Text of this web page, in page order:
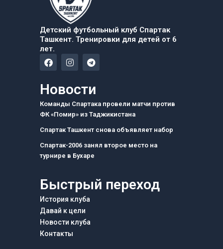
Детский футбольный клуб Спартак
Ташкент. Тренировки для детей от 6
лет.
F
a
e
b
o
k
I
n
a
g
r
a
m
T
e
g
a
m
Новости
Команды Спартака провели матчи против
ФК «Помир» из Таджикистана
Спартак Ташкент снова объявляет набор
Спартак-2006 занял второе место на
турнире в Бухаре
Быстрый переход
История клуба
Давай к цели
Новости клуба
Контакты